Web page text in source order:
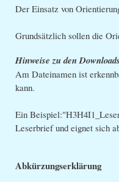
Der Einsatz von
Grundsätzlich sollen die
Hinweise zu den Downloads
Am Dateinamen ist
kann.
Ein
Leserbrief und eignet sich
Abkürzungserklärung